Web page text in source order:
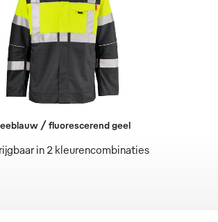
in 2 kleurencombinaties
/ fluorescerend geel